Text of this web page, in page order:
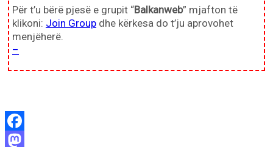
Për t’u bërë pjesë e grupit “Balkanweb” mjafton të
klikoni: Join Group dhe kërkesa do t’ju aprovohet
menjëherë.
–
Facebook